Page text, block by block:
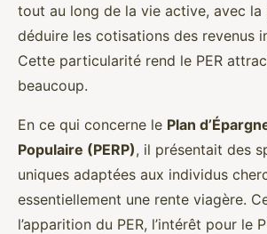
tout au long de la vie active, avec
déduire les cotisations des revenus
Cette particularité rend le PER
beaucoup.
En ce qui concerne le Plan
Populaire (PERP), il présentait des
uniques adaptées aux individus
essentiellement une rente viagère.
l’apparition du PER, l’intérêt pour le